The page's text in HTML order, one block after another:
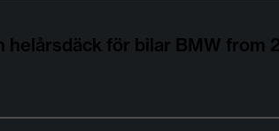
helårsdäck för bilar BMW from